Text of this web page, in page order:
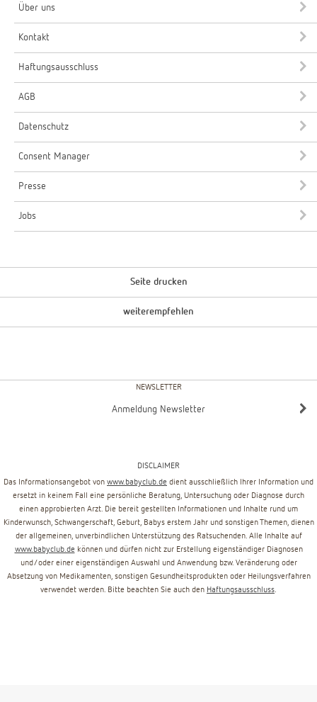
Über uns
Kontakt
Haftungsausschluss
AGB
Datenschutz
Consent Manager
Presse
Jobs
Seite drucken
weiterempfehlen
NEWSLETTER
Anmeldung Newsletter
DISCLAIMER
Das Informationsangebot von www.babyclub.de dient ausschließlich Ihrer Information und
ersetzt in keinem Fall eine persönliche Beratung, Untersuchung oder Diagnose durch
einen approbierten Arzt. Die bereit gestellten Informationen und Inhalte rund um
Kinderwunsch, Schwangerschaft, Geburt, Babys erstem Jahr und sonstigen Themen, dienen
der allgemeinen, unverbindlichen Unterstützung des Ratsuchenden. Alle Inhalte auf
www.babyclub.de können und dürfen nicht zur Erstellung eigenständiger Diagnosen
und/oder einer eigenständigen Auswahl und Anwendung bzw. Veränderung oder
Absetzung von Medikamenten, sonstigen Gesundheitsprodukten oder Heilungsverfahren
verwendet werden. Bitte beachten Sie auch den Haftungsausschluss.